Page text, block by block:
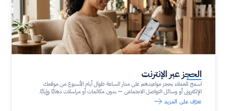
الحجز عبر الإنترنت
الإلكتروني أو وسائل التواصل الاجتماعي — بدون مكالمات أو مراسلات ذهابًا وإيابًا.
تعرّف على المزيد